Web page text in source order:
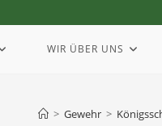
WIR ÜBER UNS
> Gewehr >